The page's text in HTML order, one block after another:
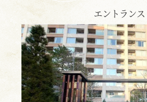
エントランス